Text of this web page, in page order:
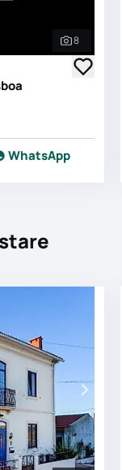
Vedi
8
WhatsApp